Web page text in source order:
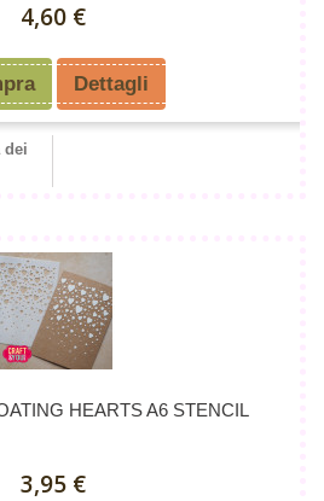
4,60 €
Dettagli
dei
HEARTS A6 STENCIL
3,95 €